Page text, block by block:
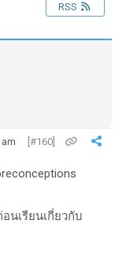
RSS
[#160]
นเรียนเกี่ยวกับ